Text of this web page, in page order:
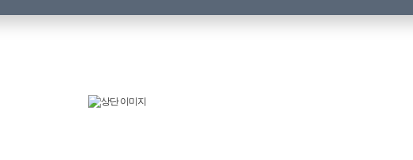
많은 관심과 지원 바랍니다.